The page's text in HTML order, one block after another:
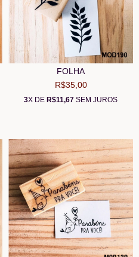
FOLHA
R$35,00
3X DE R$11,67 SEM JUROS